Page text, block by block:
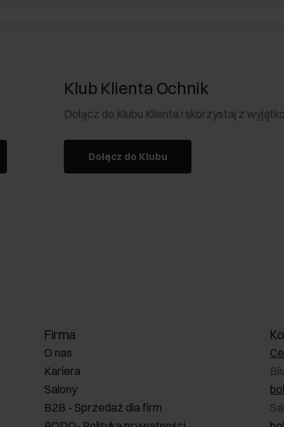
Klub Klienta Ochnik
Dołącz do Klubu Klienta i skorzystaj z
Dołącz do Klubu
Firma
O nas
Kariera
Salony
B2B - Sprzedaż dla firm